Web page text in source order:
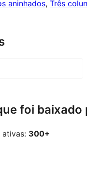
aninhados, Três
foi baixado
ativas: 300+